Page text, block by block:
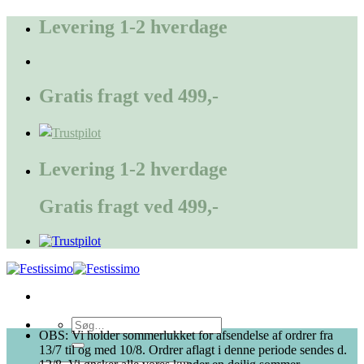
FortsætLevering 1-2 hverdage
Gratis fragt ved 499,-
Levering 1-2 hverdage
Gratis fragt ved 499,-
Søg
efter:
OBS: Vi holder sommerlukket for afsendelse af ordrer fra
13/7 til og med 10/8. Ordrer aflagt i denne periode sendes d.